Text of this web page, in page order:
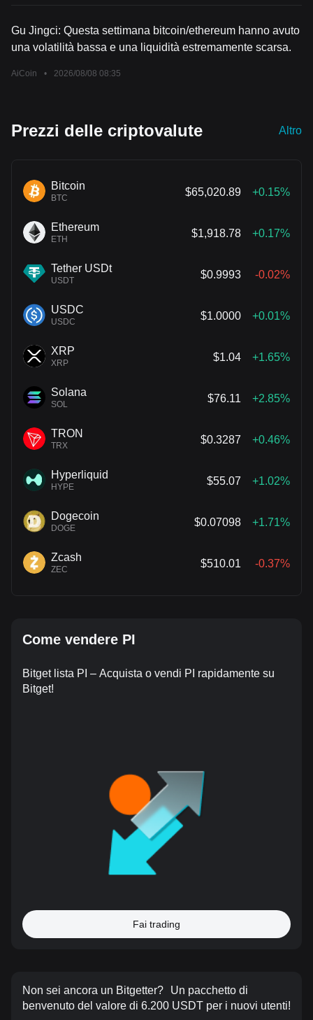
Gu Jingci: Questa settimana bitcoin/ethereum hanno avuto
una volatilità bassa e una liquidità estremamente scarsa.
AiCoin • 2026/08/08 08:35
Prezzi delle criptovalute Altro
Bitcoin
BTC
$65,020.89 +0.15%
Ethereum
ETH
$1,918.78 +0.17%
Tether USDt
USDT
$0.9993 -0.02%
USDC
USDC
$1.0000 +0.01%
XRP
XRP
$1.04 +1.65%
Solana
SOL
$76.11 +2.85%
TRON
TRX
$0.3287 +0.46%
Hyperliquid
HYPE
$55.07 +1.02%
Dogecoin
DOGE
$0.07098 +1.71%
Zcash
ZEC
$510.01 -0.37%
Come vendere PI
Bitget lista PI – Acquista o vendi PI rapidamente su
Bitget!
Fai trading
Non sei ancora un Bitgetter?
Un pacchetto di
benvenuto del valore di 6.200 USDT per i nuovi utenti!